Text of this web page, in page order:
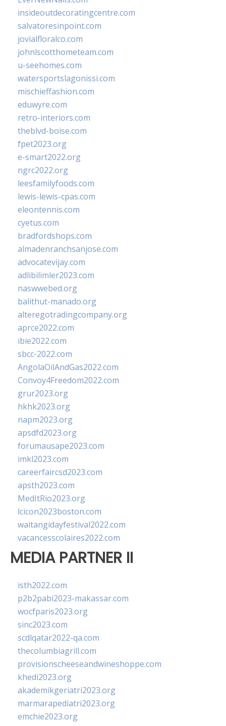
insideoutdecoratingcentre.com
salvatoresinpoint.com
jovialfloralco.com
johnlscotthometeam.com
u-seehomes.com
watersportslagonissi.com
mischieffashion.com
eduwyre.com
retro-interiors.com
theblvd-boise.com
fpet2023.org
e-smart2022.org
ngrc2022.org
leesfamilyfoods.com
lewis-lewis-cpas.com
eleontennis.com
cyetus.com
bradfordshops.com
almadenranchsanjose.com
advocatevijay.com
adlibilimler2023.com
naswwebed.org
balithut-manado.org
alteregotradingcompany.org
aprce2022.com
ibie2022.com
sbcc-2022.com
AngolaOilAndGas2022.com
Convoy4Freedom2022.com
grur2023.org
hkhk2023.org
napm2023.org
apsdfd2023.org
forumausape2023.com
imkl2023.com
careerfaircsd2023.com
apsth2023.com
MedItRio2023.org
lcicon2023boston.com
waitangidayfestival2022.com
vacancesscolaires2022.com
MEDIA PARTNER II
isth2022.com
p2b2pabi2023-makassar.com
wocfparis2023.org
sinc2023.com
scdlqatar2022-qa.com
thecolumbiagrill.com
provisionscheeseandwineshoppe.com
khedi2023.org
akademikgeriatri2023.org
marmarapediatri2023.org
emchie2023.org